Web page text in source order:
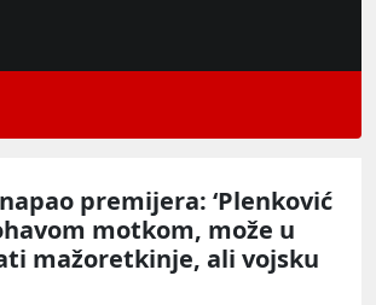
premijera: ‘Plenković
motkom, može u
mažoretkinje, ali vojsku